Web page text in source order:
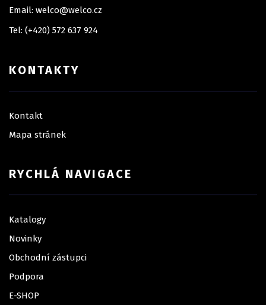
Email: welco@welco.cz
Tel: (+420) 572 637 924
KONTAKTY
Kontakt
Mapa stránek
RYCHLÁ NAVIGACE
Katalogy
Novinky
Obchodní zástupci
Podpora
E-SHOP